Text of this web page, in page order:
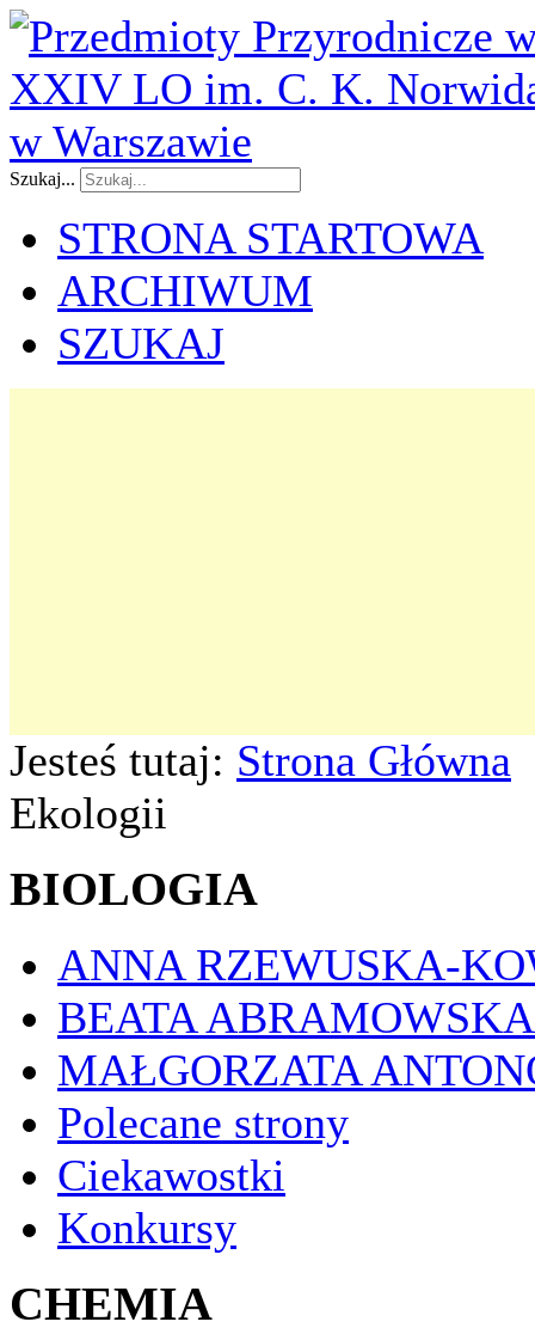
Szukaj...
STRONA STARTOWA
ARCHIWUM
SZUKAJ
Jesteś tutaj: Strona Główna
Ekologii
BIOLOGIA
ANNA RZEWUSKA-
BEATA ABRAMOWSKA
MAŁGORZATA
Polecane strony
Ciekawostki
Konkursy
CHEMIA